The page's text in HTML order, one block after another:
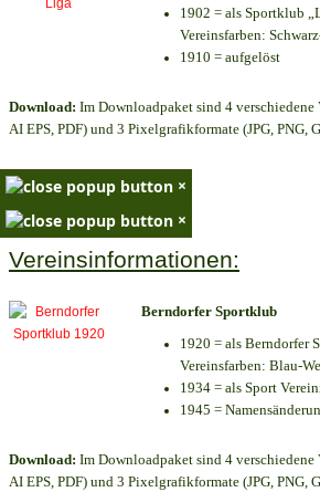
1902 = als Sportklub
Vereinsfarben:
1910 = aufgelöst
Download: Im Downloadpaket sind 4
AI EPS, PDF) und 3 Pixelgrafikformate (JPG, PNG,
×
×
Vereinsinformationen:
Berndorfer Sportklub
1920 = als Berndorfer
Vereinsfarben: Blau-
1934 = als Sport
1945 =
Download: Im Downloadpaket sind 4
AI EPS, PDF) und 3 Pixelgrafikformate (JPG, PNG,